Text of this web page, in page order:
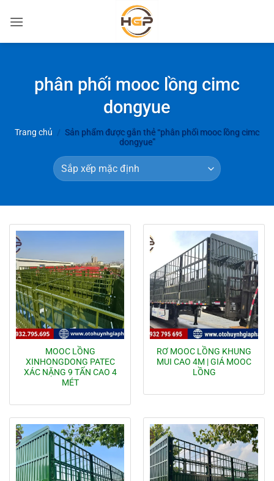
qua
phân phối mooc lồng cimc
dongyue
Trang chủ / Sản phẩm được gắn thẻ “phân phối mooc lồng cimc
dongyue”
MOOC LỒNG
XINHONGDONG PATEC
XÁC NẶNG 9 TẤN CAO 4
MÉT
RƠ MOOC LỒNG KHUNG
MUI CAO 4M | GIÁ MOOC
LỒNG